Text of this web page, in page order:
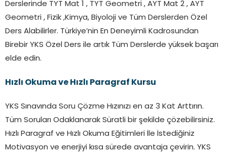
Derslerinde TYT Mat 1 , TYT Geometri , AYT Mat 2 , AYT
Geometri , Fizik ,Kimya, Biyoloji ve Tüm Derslerden Özel
Ders Alabilirler. Türkiye’nin En Deneyimli Kadrosundan
Birebir YKS Özel Ders ile artık Tüm Derslerde yüksek başarı
elde edin.
Hızlı Okuma ve Hızlı Paragraf Kursu
YKS Sınavında Soru Çözme Hızınızı en az 3 Kat Arttırın.
Tüm Soruları Odaklanarak Süratli bir şekilde çözebilirsiniz.
Hızlı Paragraf ve Hızlı Okuma Eğitimleri İle İstediğiniz
Motivasyon ve enerjiyi kısa sürede avantaja çevirin. YKS